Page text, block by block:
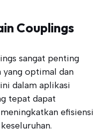
Couplings
sangat penting
optimal dan
dalam aplikasi
tepat dapat
efisiensi